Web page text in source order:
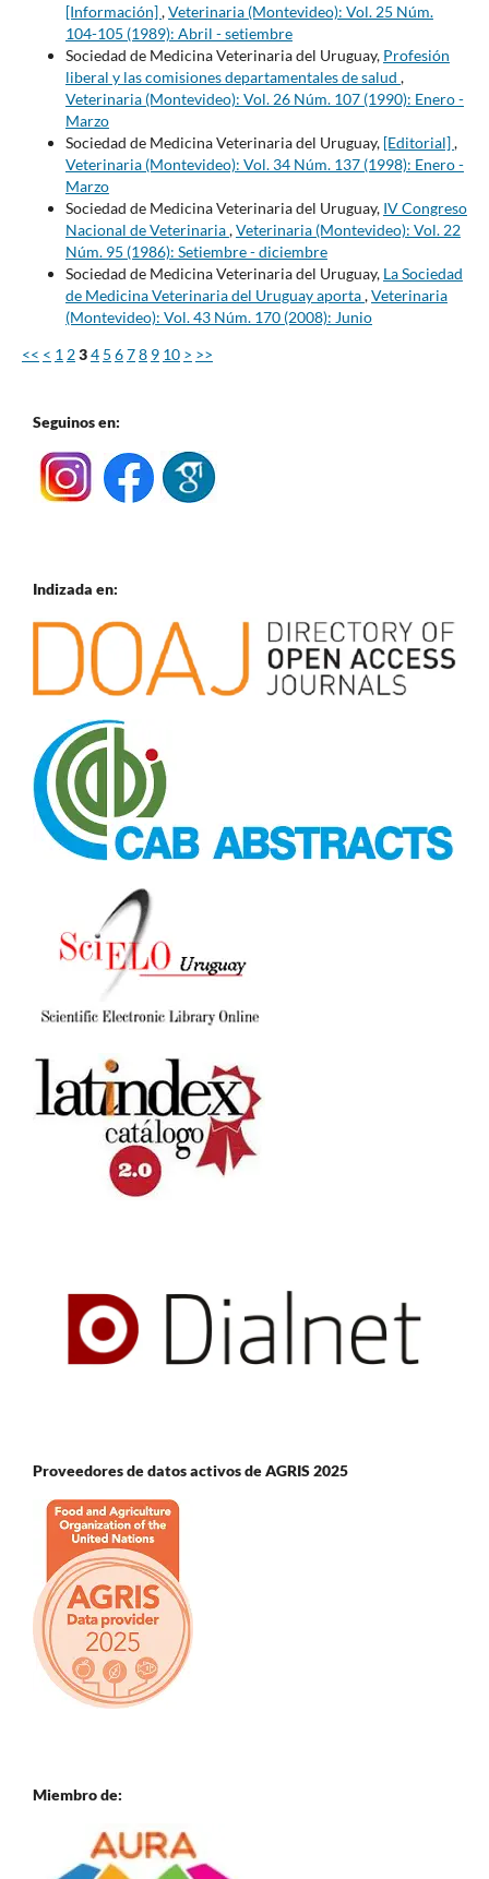
[Información],Veterinaria (Montevideo): Vol. 25 Núm.
104-105 (1989): Abril - setiembre
Sociedad de Medicina Veterinaria del Uruguay, Profesión
liberal y las comisiones departamentales de salud ,
Veterinaria (Montevideo): Vol. 26 Núm. 107 (1990): Enero -
Marzo
Sociedad de Medicina Veterinaria del Uruguay, [Editorial],
Veterinaria (Montevideo): Vol. 34 Núm. 137 (1998): Enero -
Marzo
Sociedad de Medicina Veterinaria del Uruguay, IV Congreso
Nacional de Veterinaria,Veterinaria (Montevideo): Vol. 22
Núm. 95 (1986): Setiembre - diciembre
Sociedad de Medicina Veterinaria del Uruguay, La Sociedad
de Medicina Veterinaria del Uruguay aporta,Veterinaria
(Montevideo): Vol. 43 Núm. 170 (2008): Junio
<< < 1 234 5 678 9 10 > >>
Seguinos en:
Indizada en:
Proveedores de datos activos de AGRIS 2025
Miembro de: